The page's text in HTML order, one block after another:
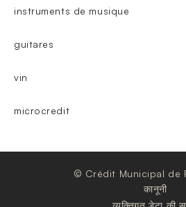
instruments de musique
guitares
vin
microcredit
© Crédit Municipal de
कानूनी